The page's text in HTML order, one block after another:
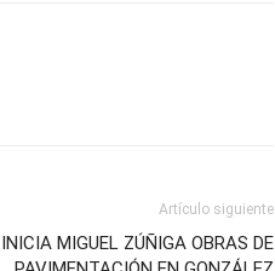
Artículo siguiente
INICIA MIGUEL ZÚÑIGA OBRAS DE